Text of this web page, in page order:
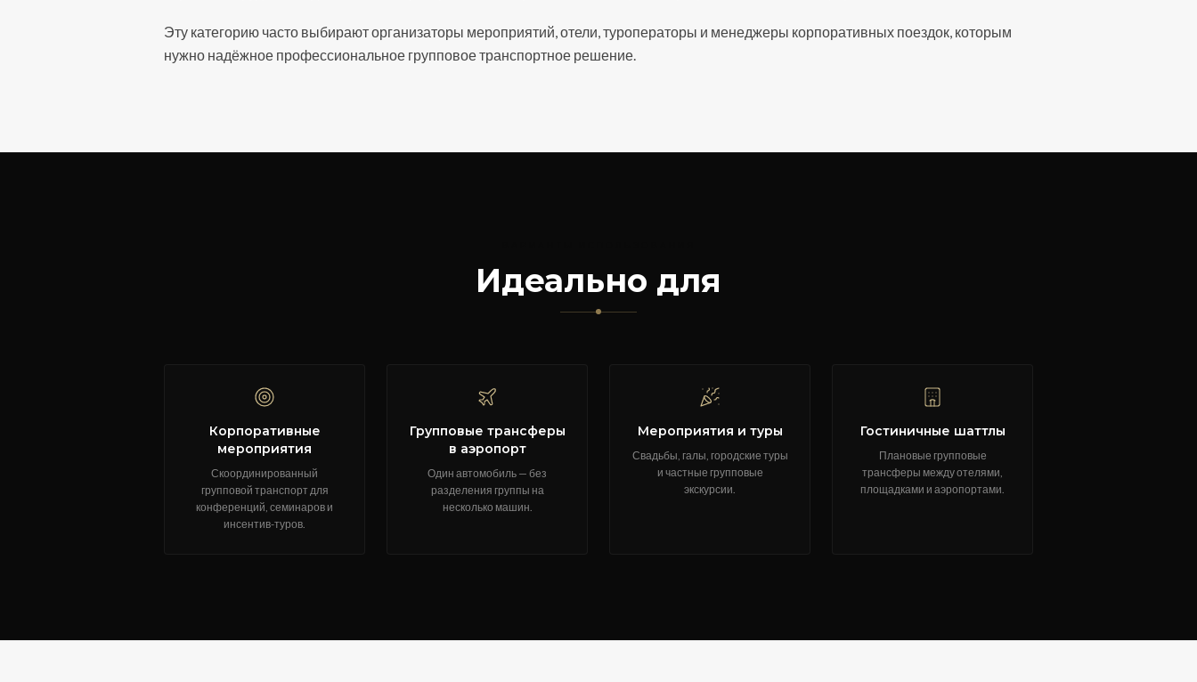
Эту категорию часто выбирают организаторы мероприятий, отели, туроператоры и менеджеры корпоративных поездок, которым
нужно надёжное профессиональное групповое транспортное решение.
Идеально для
Корпоративные
мероприятия
Скоординированный
групповой транспорт для
конференций, семинаров и
инсентив-туров.
Групповые трансферы
в аэропорт
Один автомобиль — без
разделения группы на
несколько машин.
Мероприятия и туры
Свадьбы, галы, городские туры
и частные групповые
экскурсии.
Гостиничные шаттлы
Плановые групповые
трансферы между отелями,
площадками и аэропортами.